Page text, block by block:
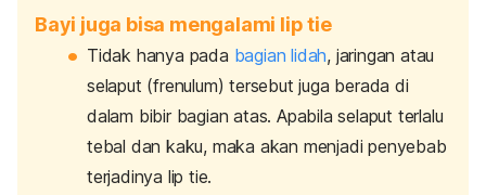
Bayi juga bisa mengalami lip tie
Tidak hanya pada bagian lidah, jaringan atau
selaput (frenulum) tersebut juga berada di
dalam bibir bagian atas. Apabila selaput terlalu
tebal dan kaku, maka akan menjadi penyebab
terjadinya lip tie.